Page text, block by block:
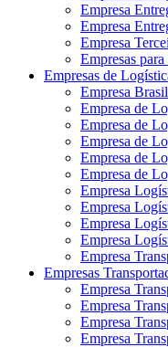
Empresa
Empresa
Empresa
Empresas
Empresas de
Empresa
Empresa de
Empresa de
Empresa de
Empresa de
Empresa de
Empresa
Empresa
Empresa
Empresa
Empresa
Empresas
Empresa
Empresa
Empresa
Empresa